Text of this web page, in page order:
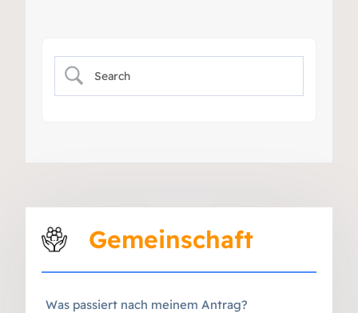
Gemeinschaft
Was passiert nach meinem Antrag?